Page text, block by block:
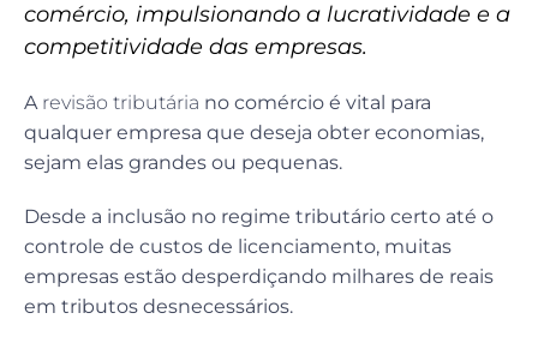
comércio, impulsionando a lucratividade e a
competitividade das empresas.
A revisão tributária no comércio é vital para
qualquer empresa que deseja obter economias,
sejam elas grandes ou pequenas.
Desde a inclusão no regime tributário certo até o
controle de custos de licenciamento, muitas
empresas estão desperdiçando milhares de reais
em tributos desnecessários.